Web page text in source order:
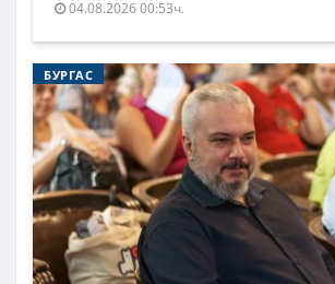
04.08.2026 00:53ч.
БУРГАС